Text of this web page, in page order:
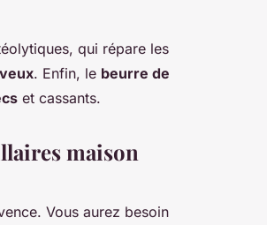
qui répare les
. Enfin, le beurre de
et cassants.
maison
Vous aurez besoin